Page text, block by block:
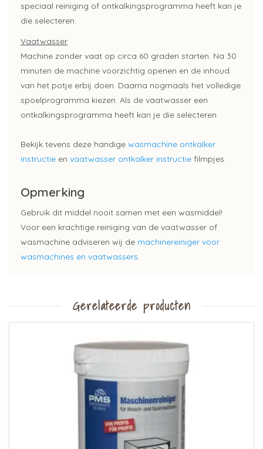
speciaal reiniging of ontkalkingsprogramma heeft kan je
die selecteren.
Vaatwasser
Machine zonder vaat op circa 60 graden starten. Na 30
minuten de machine voorzichtig openen en de inhoud
van het potje erbij doen. Daarna nogmaals het volledige
spoelprogramma kiezen. Als de vaatwasser een
ontkalkingsprogramma heeft kan je die selecteren.
Bekijk tevens deze handige wasmachine ontkalker
instructie en vaatwasser ontkalker instructie filmpjes.
Opmerking
Gebruik dit middel nooit samen met een wasmiddel!
Voor een krachtige reiniging van de vaatwasser of
wasmachine adviseren wij de machinereiniger voor
wasmachines en vaatwassers.
Gerelateerde producten